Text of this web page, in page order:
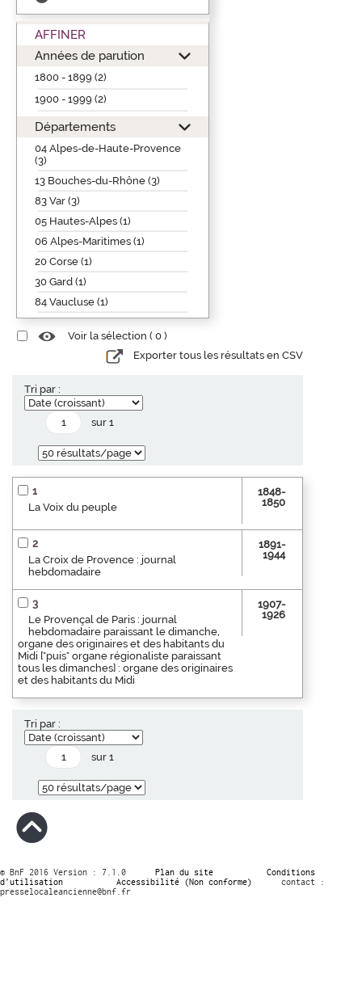
AFFINER
Années de parution
1800 - 1899 (2)
1900 - 1999 (2)
Départements
04 Alpes-de-Haute-Provence
(3)
13 Bouches-du-Rhône (3)
83 Var (3)
05 Hautes-Alpes (1)
06 Alpes-Maritimes (1)
20 Corse (1)
30 Gard (1)
84 Vaucluse (1)
Voir la sélection ( 0 )
Exporter tous les résultats en CSV
Tri par :
sur 1
1
La Voix du peuple
1848-
1850
2
La Croix de Provence : journal
hebdomadaire
1891-
1944
3
Le Provençal de Paris : journal
hebdomadaire paraissant le dimanche,
organe des originaires et des habitants du
Midi ["puis" organe régionaliste paraissant
tous les dimanches] : organe des originaires
et des habitants du Midi
1907-
1926
Tri par :
sur 1
© BnF 2016 Version : 7.1.0 Plan du site
Conditions
d’utilisation
Accessibilité (Non conforme)
contact :
presselocaleancienne@bnf.fr